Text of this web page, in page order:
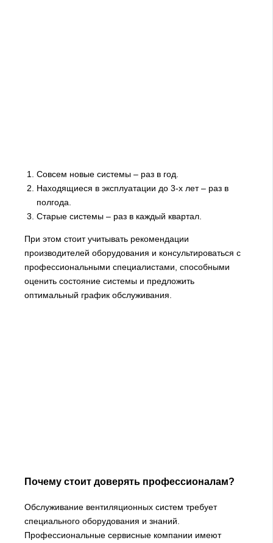
Совсем новые системы – раз в год.
Находящиеся в эксплуатации до 3-х лет – раз в
полгода.
Старые системы – раз в каждый квартал.
При этом стоит учитывать рекомендации
производителей оборудования и консультироваться с
профессиональными специалистами, способными
оценить состояние системы и предложить
оптимальный график обслуживания.
Почему стоит доверять профессионалам?
Обслуживание вентиляционных систем требует
специального оборудования и знаний.
Профессиональные сервисные компании имеют